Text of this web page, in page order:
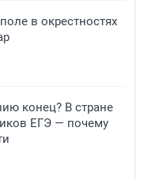
в окрестностях
конец? В стране
ЕГЭ — почему